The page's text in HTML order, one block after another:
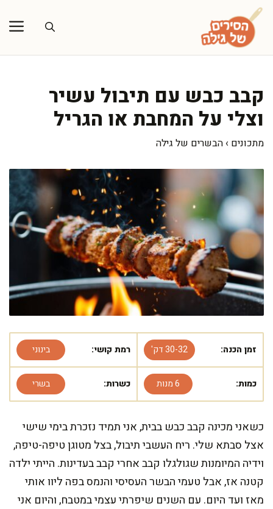
לדלג
לתוכן
קבב כבש עם תיבול עשיר
וצלי על המחבת או הגריל
מתכונים › הבשרים של גילה
זמן הכנה: 30-32 דק' רמת קושי: בינוני
כמות: 6 מנות כשרות: בשרי
כשאני מכינה קבב כבש בבית, אני תמיד נזכרת בימי שישי
אצל סבתא שלי. ריח העשבי תיבול, בצל מטוגן טיפה-טיפה,
וידיה המיומנות שגולגלו קבב אחרי קבב בעדינות. הייתי ילדה
קטנה אז, אבל טעמי הבשר העסיסי והנמס בפה ליוו אותי
מאז ועד היום. עם השנים שיפרתי עצמי במטבח, והיום אני